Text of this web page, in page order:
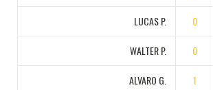
LUCAS P. 0
WALTER P. 0
ALVARO G. 1